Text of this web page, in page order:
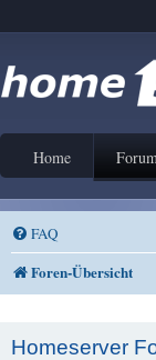
Home
FAQ
Foren-Übersicht
Homeserver